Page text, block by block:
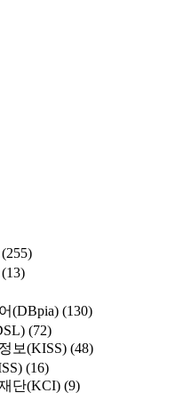
(255)
(13)
(DBpia) (130)
(72)
보(KISS) (48)
(16)
단(KCI) (9)